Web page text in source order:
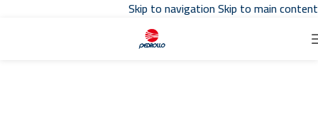
Skip to navigationSkip to main content
توكيل بدرلو